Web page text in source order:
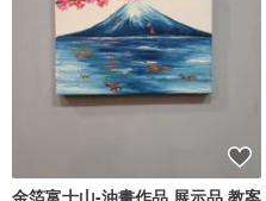
金箔富士山-油畫作品 展示品 教案